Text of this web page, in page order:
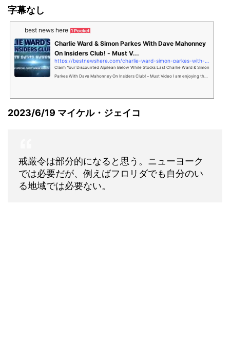
字幕なし
best news here 1 Pocket
Charlie Ward & Simon Parkes With Dave Mahonney
On Insiders Club! - Must V...
Claim Your Discounted Alpilean Below While Stocks Last Charlie Ward & Simon
Parkes With Dave Mahonney On Insiders Club! – Must Video I am enjoying the r
2023/6/19 マイケル・ジェイコ
戒厳令は部分的になると思う。ニューヨーク
では必要だが、例えばフロリダでも自分のい
る地域では必要ない。